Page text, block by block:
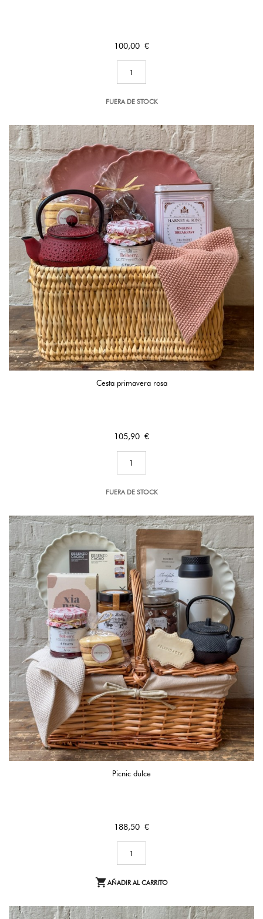
Precio
100,00 €
FUERA DE STOCK
Cesta primavera rosa
Precio
105,90 €
FUERA DE STOCK
Picnic dulce
Precio
188,50 €
AÑADIR AL CARRITO